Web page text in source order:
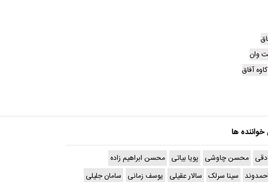
وان
کاوه آفاق
خواننده ها
محسن چاوشی پویا بیاتی محسن ابراهیم زاده
سینا سرلک سالار عقیلی یوسف زمانی سامان جلیلی